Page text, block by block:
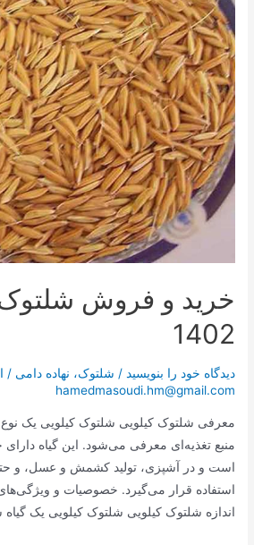
خرید و فروش شلتوک
1402
دیدگاه‌ خود را بنویسید / شلتوک، نهاده دامی /
hamedmasoudi.hm@gmail.com
معرفی شلتوک کیلویی شلتوک کیلویی یک
منبع تغذیه‌ای معرفی می‌شود. این گیاه
است و در آشپزی، تولید کشمش و عسل، و
استفاده قرار می‌گیرد. خصوصیات و
اندازه شلتوک کیلویی شلتوک کیلویی یک